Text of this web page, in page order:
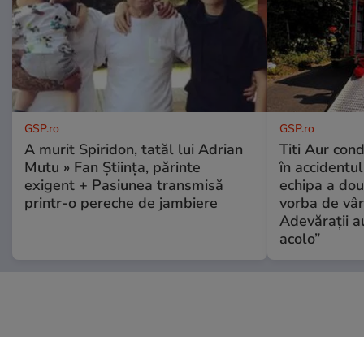
GSP.ro
A murit Spiridon, tatăl lui Adrian
Mutu » Fan Știința, părinte
exigent + Pasiunea transmisă
printr-o pereche de jambiere
GSP.ro
Titi Aur
în
echipa a
vorba de
Adevărații
acolo”